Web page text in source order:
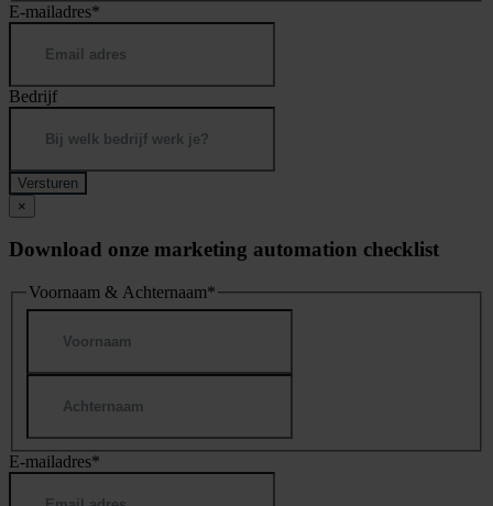
E-mailadres*
Bedrijf
×
Download onze marketing automation checklist
Voornaam & Achternaam*
E-mailadres*